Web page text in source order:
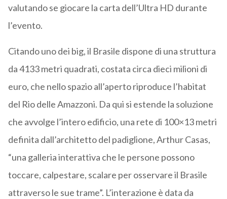
valutando se giocare la carta dell’Ultra HD durante
l’evento.
Citando uno dei big, il Brasile dispone di una struttura
da 4133 metri quadrati, costata circa dieci milioni di
euro, che nello spazio all’aperto riproduce l’habitat
del Rio delle Amazzoni. Da qui si estende la soluzione
che avvolge l’intero edificio, una rete di 100×13 metri
definita dall’architetto del padiglione, Arthur Casas,
“una galleria interattiva che le persone possono
toccare, calpestare, scalare per osservare il Brasile
attraverso le sue trame”. L’interazione è data da